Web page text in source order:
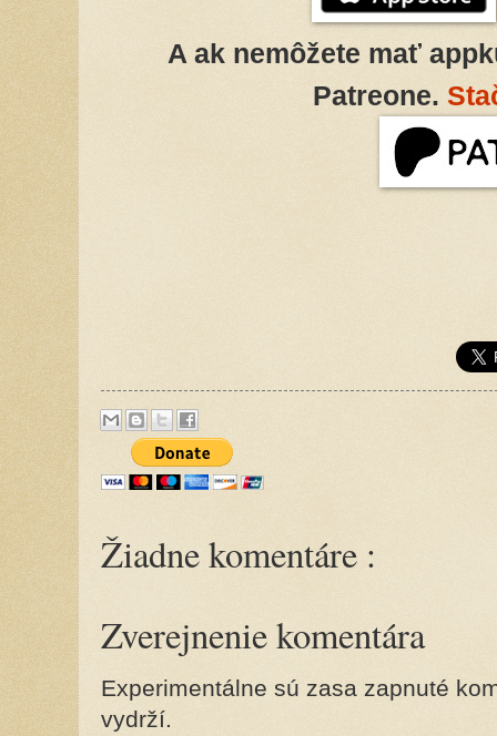
A ak nemôžete mať
Patreone.
Žiadne komentáre :
Zverejnenie komentára
Experimentálne sú zasa zapnuté
vydrží.